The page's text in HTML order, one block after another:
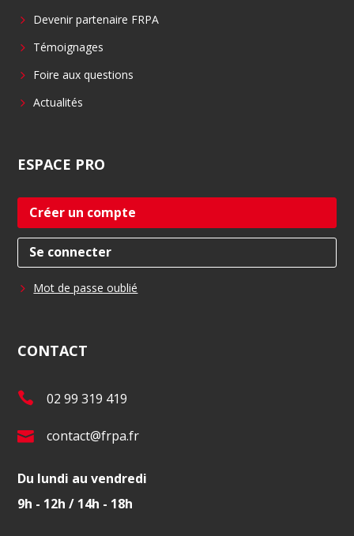
Devenir partenaire FRPA
Témoignages
Foire aux questions
Actualités
ESPACE PRO
Créer un compte
Se connecter
Mot de passe oublié
CONTACT
T
l
.
:
02 99 319 419
E
m
a
contact@frpa.fr
Du lundi au vendredi
9h - 12h / 14h - 18h